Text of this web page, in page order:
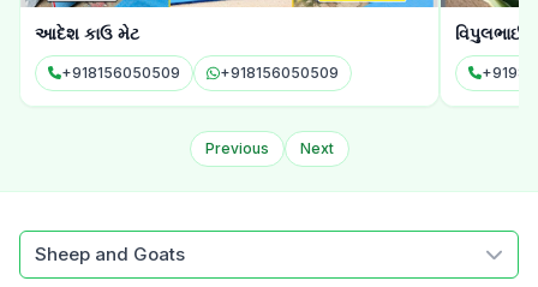
વિપુલભાઈ શાહ
+919825307751 +919825307751
સનરાઈઝ
Previous Next
Sheep and Goats